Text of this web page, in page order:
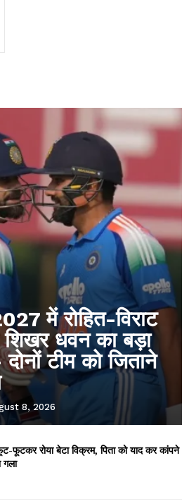
में रोहित-विराट
धवन का बड़ा
टीम को जिताने
8, 2026
फूटकर रोया बेटा विक्रम, पिता को याद कर कांपने